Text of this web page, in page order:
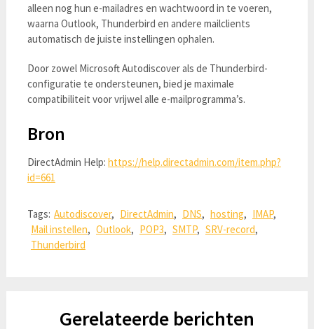
alleen nog hun e-mailadres en wachtwoord in te voeren,
waarna Outlook, Thunderbird en andere mailclients
automatisch de juiste instellingen ophalen.
Door zowel Microsoft Autodiscover als de Thunderbird-
configuratie te ondersteunen, bied je maximale
compatibiliteit voor vrijwel alle e-mailprogramma’s.
Bron
DirectAdmin Help: https://help.directadmin.com/item.php?
id=661
Tags: Autodiscover, DirectAdmin, DNS, hosting, IMAP,
Mail instellen, Outlook, POP3, SMTP, SRV-record,
Thunderbird
Gerelateerde berichten